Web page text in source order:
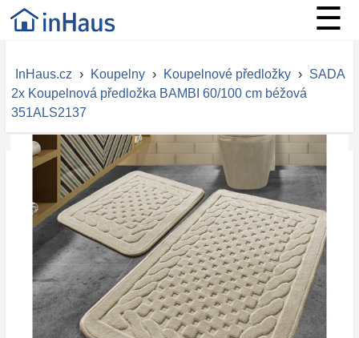
☰
InHaus.cz › Koupelny › Koupelnové předložky › SADA
2x Koupelnová předložka BAMBI 60/100 cm béžová
351ALS2137